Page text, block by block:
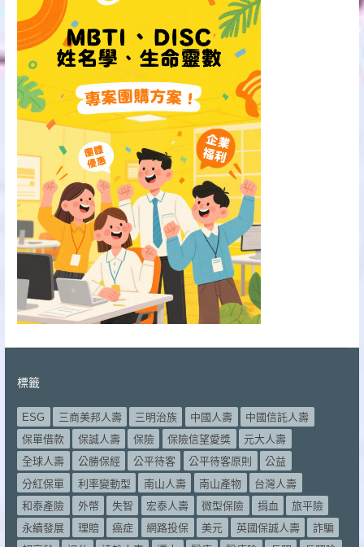
標籤
ESG 三商美邦人壽 三明治族 中國人壽
中國信託人壽
保單借款
保誠人壽 保險 保險信望愛獎
元大人壽
全球人壽
公勝保經 公平待客 公平待客原則
公益
分紅保單
利率變動型 南山人壽 南山產物
台灣人壽
和泰產險
外幣 失智 宏泰人壽 微型保險 捐血
旅平險
永續發展
理賠 癌症 網路投保 美元 英國保誠人壽
詐騙